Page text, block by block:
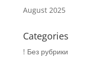
August 2025
Categories
! Без рубрики